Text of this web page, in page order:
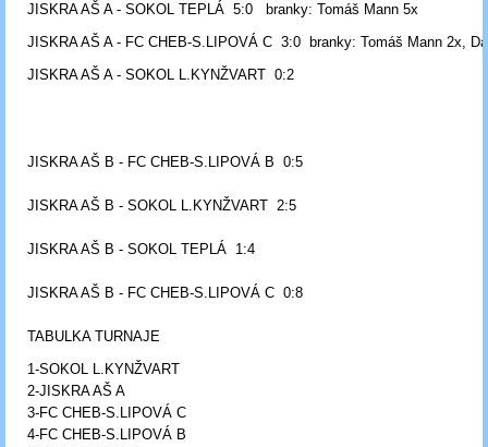
JISKRA AŠ A - SOKOL TEPLÁ 5:0 branky: Tomáš Mann 5x
JISKRA AŠ A - FC CHEB-S.LIPOVÁ C 3:0 branky: Tomáš Mann 2x,
JISKRA AŠ A - SOKOL L.KYNŽVART 0:2
JISKRA AŠ B - FC CHEB-S.LIPOVÁ B 0:5
JISKRA AŠ B - SOKOL L.KYNŽVART 2:5
JISKRA AŠ B - SOKOL TEPLÁ 1:4
JISKRA AŠ B - FC CHEB-S.LIPOVÁ C 0:8
TABULKA TURNAJE
1-SOKOL L.KYNŽVART
2-JISKRA AŠ A
3-FC CHEB-S.LIPOVÁ C
4-FC CHEB-S.LIPOVÁ B